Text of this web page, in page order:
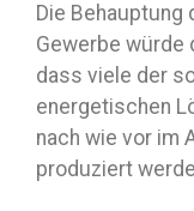
Die
Gewerbe würde
dass viele der
energetischen
nach wie vor im
produziert